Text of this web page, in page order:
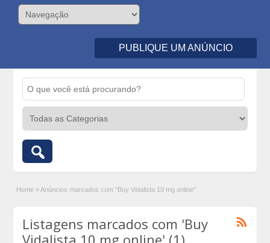
PUBLIQUE UM ANÚNCIO
Home » Anúncios marcados com "Buy Vidalista 10 mg online"
Listagens marcados com 'Buy
Vidalista 10 mg online' (1)